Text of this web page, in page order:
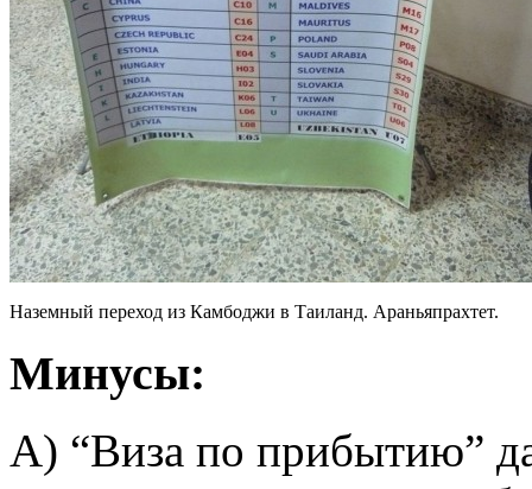
Наземный переход из Камбоджи в Таиланд. Араньяпрахтет.
Минусы:
А) “Виза по прибытию”